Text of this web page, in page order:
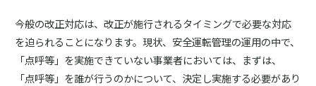
今般の改正対応は、改正が施行されるタイミングで必要な対応
を迫られることになります。現状、安全運転管理の運用の中で、
「点呼等」を実施できていない事業者においては、まずは、
「点呼等」を誰が行うのかについて、決定し実施する必要があり